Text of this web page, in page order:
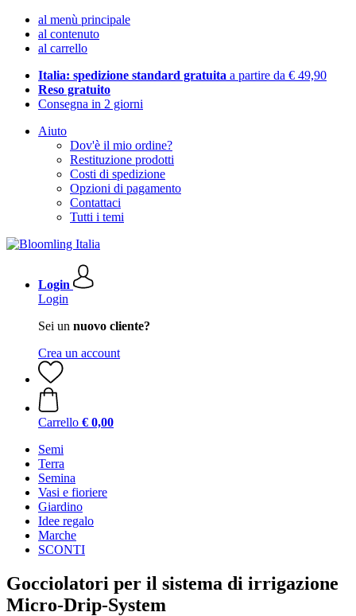
al menù principale
al contenuto
al carrello
Italia: spedizione standard gratuita a partire da € 49,90
Reso gratuito
Consegna in 2 giorni
Aiuto
Dov'è il mio ordine?
Restituzione prodotti
Costi di spedizione
Opzioni di pagamento
Contattaci
Tutti i temi
Login
Login
Sei un nuovo cliente?
Crea un account
Carrello € 0,00
Semi
Terra
Semina
Vasi e fioriere
Giardino
Idee regalo
Marche
SCONTI
Gocciolatori per il sistema di irrigazione
Micro-Drip-System